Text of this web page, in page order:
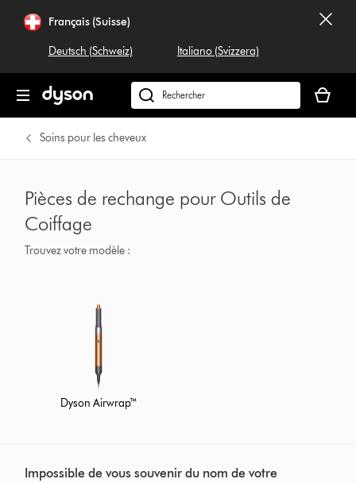
Français (Suisse)
Deutsch (Schweiz) Italiano (Svizzera)
Rechercher
dyson.ch
panier
est
Soins pour les cheveux
Pièces de rechange pour Outils de
Coiffage
Trouvez votre modèle :
Dyson Airwrap™
Impossible de vous souvenir du nom de votre